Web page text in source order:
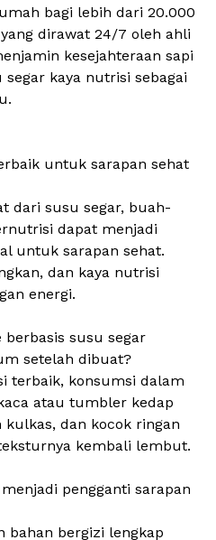
bagi lebih dari 20.000
dirawat 24/7 oleh ahli
kesejahteraan sapi
kaya nutrisi sebagai
untuk sarapan sehat
dari susu segar, buah-
dapat menjadi
untuk sarapan sehat.
dan kaya nutrisi
energi.
berbasis susu segar
setelah dibuat?
terbaik, konsumsi dalam
atau tumbler kedap
dan kocok ringan
kembali lembut.
pengganti sarapan
bahan bergizi lengkap